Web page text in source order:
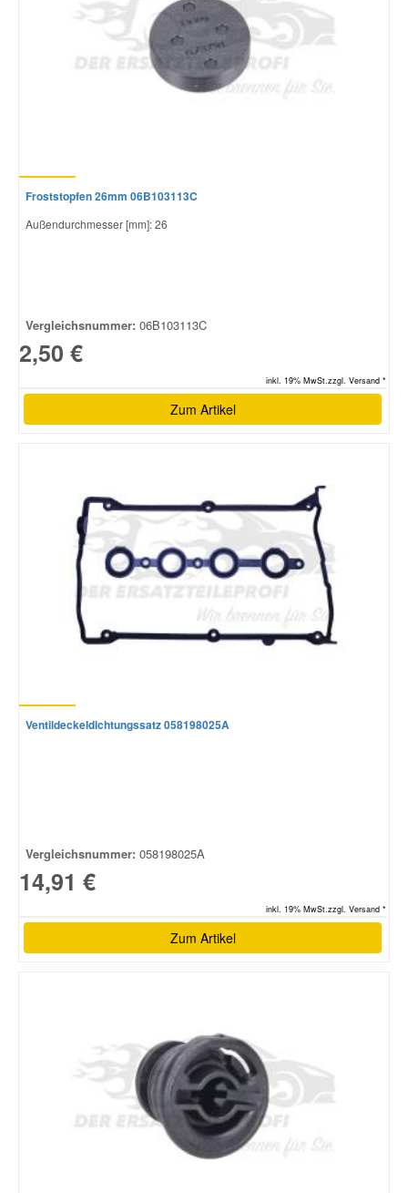
Froststopfen 26mm 06B103113C
Außendurchmesser [mm]: 26
Vergleichsnummer: 06B103113C
2,50 €
inkl. 19% MwSt.zzgl. Versand *
Zum Artikel
Ventildeckeldichtungssatz 058198025A
Vergleichsnummer: 058198025A
14,91 €
inkl. 19% MwSt.zzgl. Versand *
Zum Artikel